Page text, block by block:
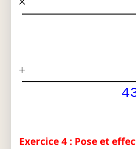
+
Exercice 4 : Pose et